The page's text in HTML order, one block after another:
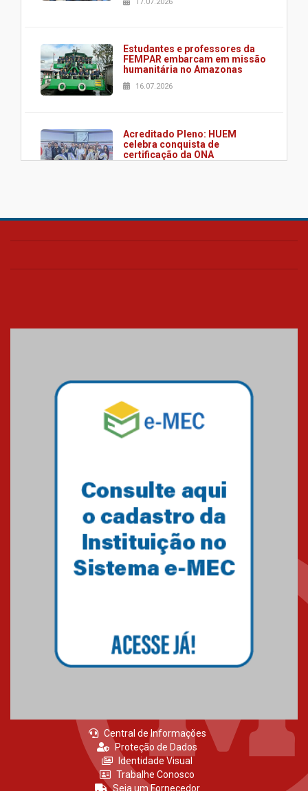
Estudantes e professores da
FEMPAR embarcam em missão
humanitária no Amazonas
16.07.2026
Acreditado Pleno: HUEM
celebra conquista de
certificação da ONA
HUEM é o primeiro hospital do
UTI's inteligentes
referência mundial em
Pós-Asco: evento do HUEM
debate novidades sobre
estudos e tratamentos contra
o câncer
MackPesquisa 2026 prorroga
inscrições até 14 de agosto
15.06.2026
Central de Informações
Proteção de Dados
Identidade Visual
Trabalhe Conosco
Seja um Fornecedor